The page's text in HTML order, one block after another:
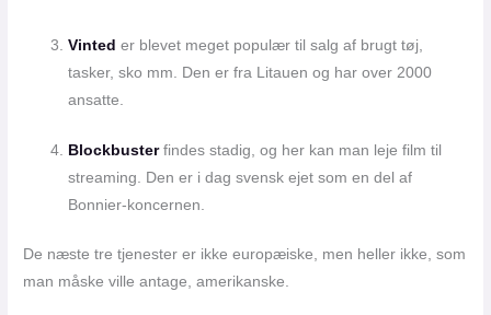
Vinted er blevet meget populær til salg af brugt tøj,
tasker, sko mm. Den er fra Litauen og har over 2000
ansatte.
Blockbusterfindes stadig, og her kan man leje film til
streaming. Den er i dag svensk ejet som en del af
Bonnier-koncernen.
De næste tre tjenester er ikke europæiske, men heller ikke, som
man måske ville antage, amerikanske.